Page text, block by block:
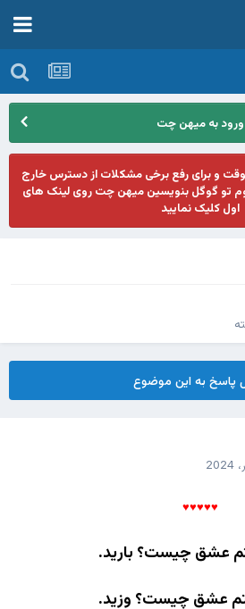
ورود به میهن چت
و برای رفع برخی مشکلات از دسترس خارج
تو گوگل بنویسین میهن چت روی لینک های
اول کلیک نمایید
پاسخ به این موضوع
♥♥♥♥♥
عشق چیست؟ بارید.
عشق چیست؟ وزید.